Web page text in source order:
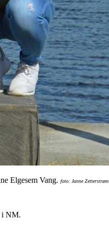
Elgesem Vang. foto: Janne Zetterstrøm
i NM.